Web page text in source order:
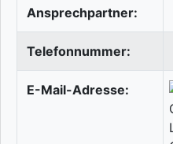
Ansprechpartner:
Telefonnummer:
E-Mail-Adresse: